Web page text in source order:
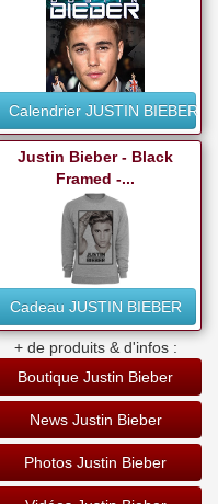
Calendrier JUSTIN BIEBER
Justin Bieber - Black
Framed -...
Cadeau JUSTIN BIEBER
+ de produits & d'infos :
Boutique Justin Bieber
News Justin Bieber
Photos Justin Bieber